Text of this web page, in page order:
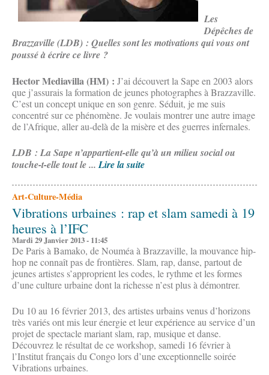
Les
Dépêches de
Brazzaville (LDB) : Quelles sont les motivations qui vous ont
poussé à écrire ce livre ?
HectorMediavilla (HM) : J’ai découvert la Sape en 2003 alors
que j’assurais la formation de jeunes photographes à Brazzaville.
C’est un concept unique en son genre. Séduit, je me suis
concentré sur ce phénomène. Je voulais montrer une autre image
de l’Afrique, aller au-delà de la misère et des guerres infernales.
LDB : La Sape n’appartient-elle qu’à un milieu social ou
touche-t-elle tout le ...Lire la suite
Art-Culture-Média
Vibrations urbaines : rap et slam samedi à 19
heures à l’IFC
Mardi 29 Janvier 2013 - 11:45
De Paris à Bamako, de Nouméa à Brazzaville, la mouvance hip-
hop ne connaît pas de frontières. Slam, rap, danse, partout de
jeunes artistes s’approprient les codes, le rythme et les formes
d’une culture urbaine dont la richesse n’est plus à démontrer.
Du 10 au 16 février 2013, des artistes urbains venus d’horizons
très variés ont mis leur énergie et leur expérience au service d’un
projet de spectacle mariant slam, rap, musique et danse.
Découvrez le résultat de ce workshop, samedi 16 février à
l’Institut français du Congo lors d’une exceptionnelle soirée
Vibrations urbaines.